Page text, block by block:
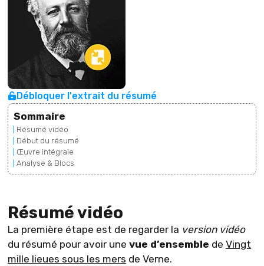
Débloquer l'extrait du résumé
Sommaire
Résumé vidéo
Début du résumé
Œuvre intégrale
Analyse & Blocs
Résumé vidéo
La première étape est de regarder la version vidéo
du résumé pour avoir une vue d’ensemble de Vingt
mille lieues sous les mers de Verne.